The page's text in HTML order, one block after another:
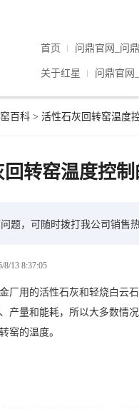
首页 问鼎官网_问
关于红星 问鼎官网
百科 > 活性石灰回转窑温度
回转窑温度控
题，可随时拨打我公司销售
8/13 8:37:05
厂用的活性石灰和轻烧白云
产量和能耗，所以大多数情
窑的温度。